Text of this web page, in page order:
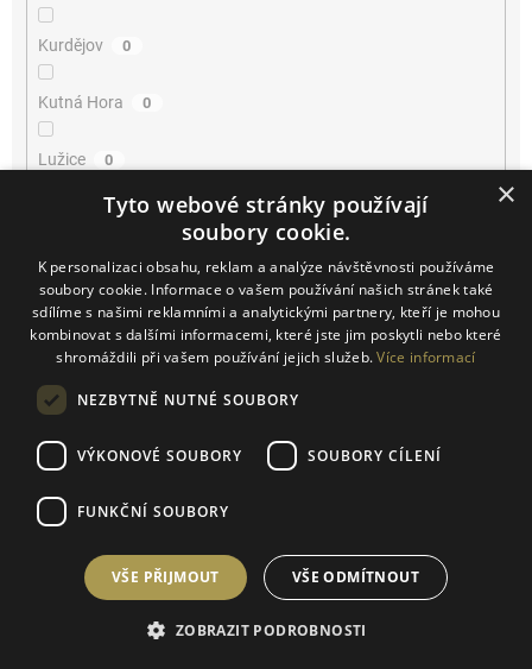
Kurdějov 0
Kutná Hora 0
Lužice 0
0
Mikulov 0
Miroslav 0
Němčičky
Novosedly
Novosedly na Moravě 0
Olbrahomice 0
×
Tyto webové stránky používají
soubory cookie.
K personalizaci obsahu, reklam a analýze návštěvnosti používáme
soubory cookie. Informace o vašem používání našich stránek také
sdílíme s našimi reklamními a analytickými partnery, kteří je mohou
kombinovat s dalšími informacemi, které jste jim poskytli nebo které
shromáždili při vašem používání jejich služeb.Více informací
NEZBYTNĚ NUTNÉ SOUBORY
VÝKONOVÉ SOUBORY SOUBORY CÍLENÍ
FUNKČNÍ SOUBORY
VŠE PŘIJMOUT VŠE ODMÍTNOUT
ZOBRAZIT PODROBNOSTI